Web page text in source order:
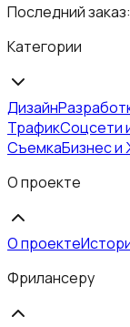
Последний заказ:
Категории
Дизайн
ТрафикСоцсети
СъемкаБизнес и
О проекте
О проекте
Фрилансеру